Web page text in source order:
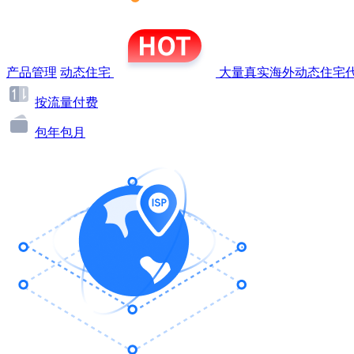
产品管理 动态住宅 大量真实海外动态住宅
按流量付费
包年包月